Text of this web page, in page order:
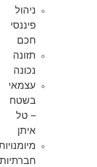
ניהול
פיננסי
חכם
תזונה
נכונה
עצמאי
בשטח
– טל
איתן
מיומנויות
חברתיות